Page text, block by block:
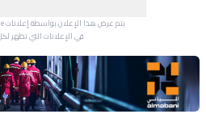
في الإعلانات التي تظهر
Advertisement Section